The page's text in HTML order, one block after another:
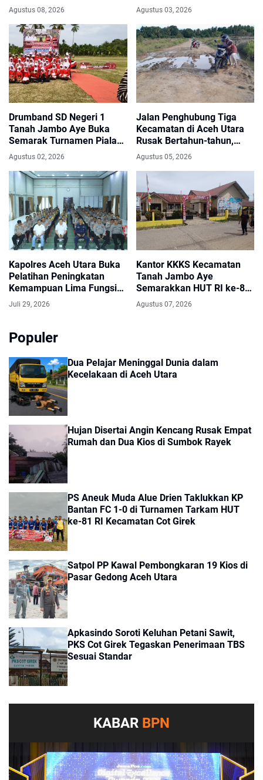
Pasang Bendera Merah
Putih
Agustus 08, 2026
untuk Warga Terdampak
Banjir
Agustus 03, 2026
Drumband SD Negeri 1
Tanah Jambo Aye Buka
Semarak Turnamen Piala
Bupati dan Wakil Bupati
Agustus 02, 2026
Jalan Penghubung Tiga
Kecamatan di Aceh Utara
Rusak Bertahun-tahun,
Warga Harapkan Perbaikan
Agustus 05, 2026
Kapolres Aceh Utara Buka
Pelatihan Peningkatan
Kemampuan Lima Fungsi
Teknis Kepolisian
Juli 29, 2026
Kantor KKKS Kecamatan
Tanah Jambo Aye
Semarakkan HUT RI ke-81
dengan Umbul-Umbul dan
Pintu Gerbang Merah Putih
Agustus 07, 2026
Populer
Dua Pelajar Meninggal Dunia dalam
Kecelakaan di Aceh Utara
Hujan Disertai Angin Kencang Rusak Empat
Rumah dan Dua Kios di Sumbok Rayek
PS Aneuk Muda Alue Drien Taklukkan KP
Bantan FC 1-0 di Turnamen Tarkam HUT
ke-81 RI Kecamatan Cot Girek
Satpol PP Kawal Pembongkaran 19 Kios di
Pasar Gedong Aceh Utara
Apkasindo Soroti Keluhan Petani Sawit,
PKS Cot Girek Tegaskan Penerimaan TBS
Sesuai Standar
KABAR BPN